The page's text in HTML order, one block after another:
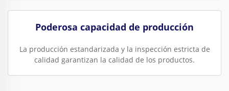
Poderosa capacidad de producción
La producción estandarizada y la inspección estricta de
calidad garantizan la calidad de los productos.